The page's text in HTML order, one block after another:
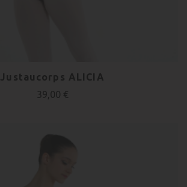
Justaucorps ALICIA
39,00 €